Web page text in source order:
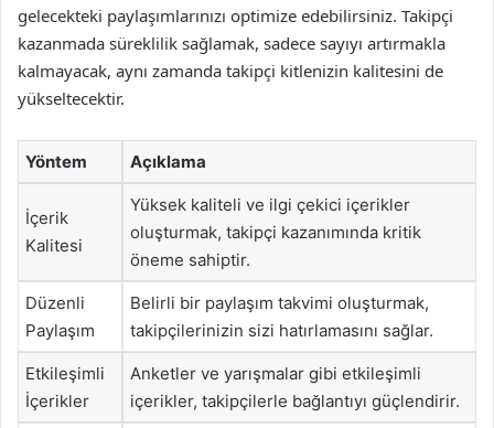
gelecekteki paylaşımlarınızı optimize edebilirsiniz. Takipçi
kazanmada süreklilik sağlamak, sadece sayıyı artırmakla
kalmayacak, aynı zamanda takipçi kitlenizin kalitesini de
yükseltecektir.
Yöntem Açıklama
İçerik
Kalitesi
Yüksek kaliteli ve ilgi çekici içerikler
oluşturmak, takipçi kazanımında kritik
öneme sahiptir.
Düzenli
Paylaşım
Belirli bir paylaşım takvimi oluşturmak,
takipçilerinizin sizi hatırlamasını sağlar.
Etkileşimli
İçerikler
Anketler ve yarışmalar gibi etkileşimli
içerikler, takipçilerle bağlantıyı güçlendirir.